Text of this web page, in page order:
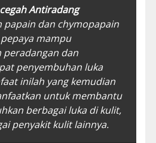
Antiradang
papain dan chymopapain
mampu
peradangan dan
penyembuhan luka
inilah yang kemudian
untuk membantu
berbagai luka di kulit,
penyakit kulit lainnya.